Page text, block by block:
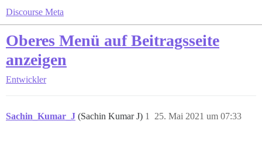
Discourse Meta
Oberes Menü auf Beitragsseite
anzeigen
Entwickler
Sachin_Kumar_J (Sachin Kumar J) 25. Mai 2021 um 07:33
1